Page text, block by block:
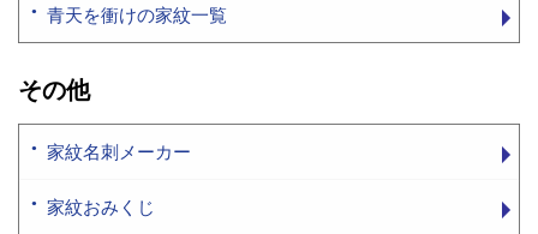
青天を衝けの家紋一覧
その他
家紋名刺メーカー
家紋おみくじ